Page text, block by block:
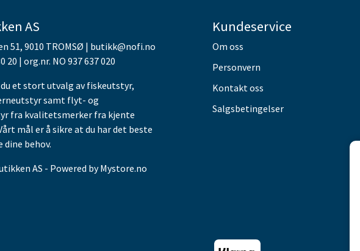
AS
51, 9010 TROMSØ | butikk@nofi.no
20 | org.nr. NO 937 637 020
et stort utvalg av fiskeutstyr,
samt flyt- og
fra kvalitetsmerker fra kjente
mål er å sikre at du har det beste
behov.
AS - Powered byMystore.no
Kundeservice
Om oss
Personvern
Kontakt oss
Salgsbetingelser